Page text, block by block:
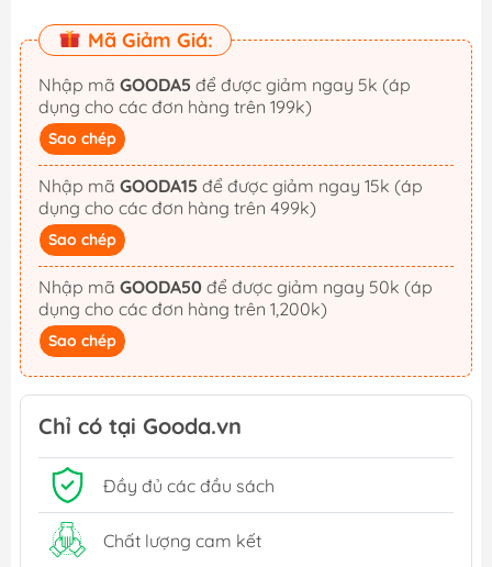
Mã Giảm Giá:
Nhập mã GOODA5
dụng cho các đơn hàng trên 199k)
Sao chép
Nhập mã GOODA15
dụng cho các đơn hàng trên 499k)
Sao chép
Nhập mã GOODA50
dụng cho các đơn hàng trên 1,200k)
Sao chép
Chỉ có tại Gooda.vn
Đầy đủ các đầu sách
Chất lượng cam kết